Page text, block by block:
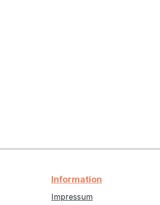
Information
Impressum